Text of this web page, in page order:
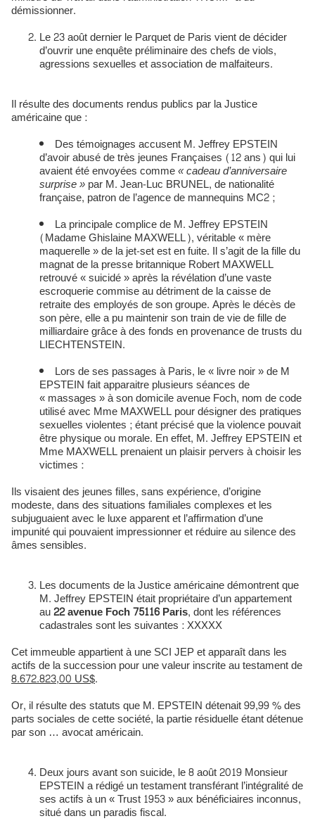
démissionner.
Le 23 août dernier le Parquet de Paris vient de décider
d’ouvrir une enquête préliminaire des chefs de viols,
agressions sexuelles et association de malfaiteurs.
Il résulte des documents rendus publics par la Justice
américaine que :
Des témoignages accusent M. Jeffrey EPSTEIN
d’avoir abusé de très jeunes Françaises (12 ans) qui lui
avaient été envoyées comme« cadeau d’anniversaire
surprise »par M. Jean-Luc BRUNEL, de nationalité
française, patron de l’agence de mannequins MC2 ;
La principale complice de M. Jeffrey EPSTEIN
(Madame Ghislaine MAXWELL), véritable « mère
maquerelle » de la jet-set est en fuite. Il s’agit de la fille du
magnat de la presse britannique Robert MAXWELL
retrouvé « suicidé » après la révélation d’une vaste
escroquerie commise au détriment de la caisse de
retraite des employés de son groupe. Après le décès de
son père, elle a pu maintenir son train de vie de fille de
milliardaire grâce à des fonds en provenance de trusts du
LIECHTENSTEIN.
Lors de ses passages à Paris, le « livre noir » de M
EPSTEIN fait apparaitre plusieurs séances de
« massages » à son domicile avenue Foch, nom de code
utilisé avec Mme MAXWELL pour désigner des pratiques
sexuelles violentes ; étant précisé que la violence pouvait
être physique ou morale. En effet, M. Jeffrey EPSTEIN et
Mme MAXWELL prenaient un plaisir pervers à choisir les
victimes :
Ils visaient des jeunes filles, sans expérience, d’origine
modeste, dans des situations familiales complexes et les
subjuguaient avec le luxe apparent et l’affirmation d’une
impunité qui pouvaient impressionner et réduire au silence des
âmes sensibles.
Les documents de la Justice américaine démontrent que
M. Jeffrey EPSTEIN était propriétaire d’un appartement
au22 avenue Foch 75116 Paris, dont les références
cadastrales sont les suivantes : XXXXX
Cet immeuble appartient à une SCI JEP et apparaît dans les
actifs de la succession pour une valeur inscrite au testament de
8.672.823,00 US$.
Or, il résulte des statuts que M. EPSTEIN détenait 99,99 % des
parts sociales de cette société, la partie résiduelle étant détenue
par son … avocat américain.
Deux jours avant son suicide, le 8 août 2019 Monsieur
EPSTEIN a rédigé un testament transférant l’intégralité de
ses actifs à un « Trust 1953 » aux bénéficiaires inconnus,
situé dans un paradis fiscal.